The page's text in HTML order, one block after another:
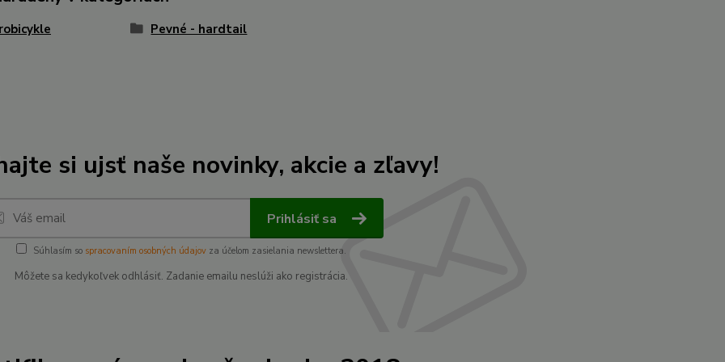
Pevné - hardtail
si ujsť naše novinky, akcie a zľavy!
Prihlásiť sa
Súhlasím so spracovaním osobných údajov za účelom zasielania newslettera.
Môžete sa kedykoľvek odhlásiť. Zadanie emailu neslúži ako registrácia.